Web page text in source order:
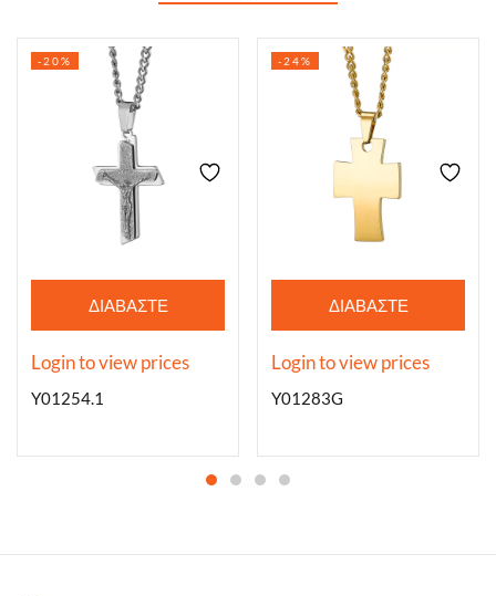
-20%
ΔΙΑΒΆΣΤΕ
ΠΕΡΙΣΣΌΤΕΡΑ
Login to view prices
Y01254.1
-24%
ΔΙΑΒΆΣΤΕ
ΠΕΡΙΣΣΌΤΕΡΑ
Login to view prices
Y01283G